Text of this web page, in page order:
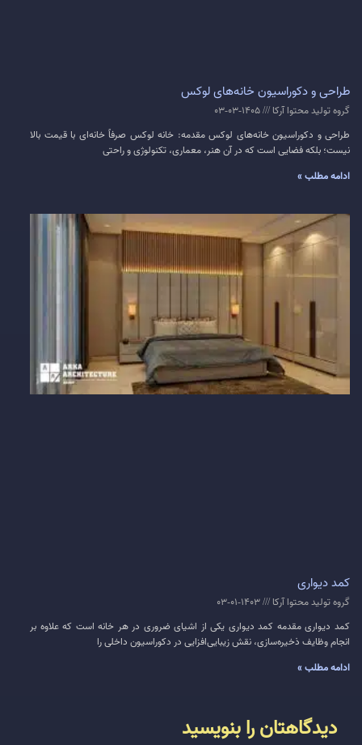
طراحی و دکوراسیون خانه‌های لوکس
گروه تولید محتوا آرکا
طراحی و دکوراسیون خانه‌های لوکس مقدمه: خانه لوکس صرفاً خانه‌ای با قیمت بالا
نیست؛ بلکه فضایی است که در آن هنر، معماری، تکنولوژی و راحتی
ادامه مطلب »
کمد دیواری
گروه تولید محتوا آرکا
کمد دیواری مقدمه کمد دیواری یکی از اشیای ضروری در هر خانه است که علاوه بر
انجام وظایف ذخیره‌سازی، نقش زیبایی‌افزایی در دکوراسیون داخلی را
ادامه مطلب »
دیدگاهتان را بنویسید